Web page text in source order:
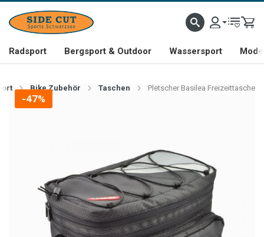
Radsport Bergsport & Outdoor Wassersport
Bike Zubehör Taschen Pletscher Basilea Freizeittasche
-47%